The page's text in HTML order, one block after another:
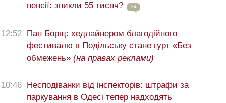
пенсії: зникли 55 тисяч?
34
12:52
Пан Борщ: хедлайнером благодійного
фестивалю в Подільську стане гурт «Без
обмежень» (на правах реклами)
10:46
Несподіванки від інспекторів: штрафи за
паркування в Одесі тепер надходять